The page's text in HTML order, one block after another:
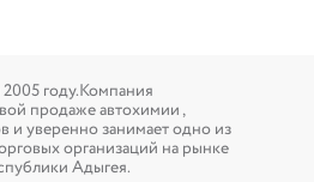
году.Компания
продаже автохимии ,
и уверенно занимает одно из
организаций на рынке
Адыгея.